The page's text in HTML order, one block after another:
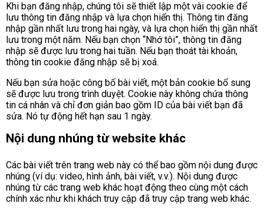
Khi bạn đăng nhập, chúng tôi sẽ thiết lập một vài cookie để
lưu thông tin đăng nhập và lựa chọn hiển thị. Thông tin đăng
nhập gần nhất lưu trong hai ngày, và lựa chọn hiển thị gần nhất
lưu trong một năm. Nếu bạn chọn “Nhớ tôi”, thông tin đăng
nhập sẽ được lưu trong hai tuần. Nếu bạn thoát tài khoản,
thông tin cookie đăng nhập sẽ bị xoá.
Nếu bạn sửa hoặc công bố bài viết, một bản cookie bổ sung
sẽ được lưu trong trình duyệt. Cookie này không chứa thông
tin cá nhân và chỉ đơn giản bao gồm ID của bài viết bạn đã
sửa. Nó tự động hết hạn sau 1 ngày.
Nội dung nhúng từ website khác
Các bài viết trên trang web này có thể bao gồm nội dung được
nhúng (ví dụ: video, hình ảnh, bài viết, v.v.). Nội dung được
nhúng từ các trang web khác hoạt động theo cùng một cách
chính xác như khi khách truy cập đã truy cập trang web khác.